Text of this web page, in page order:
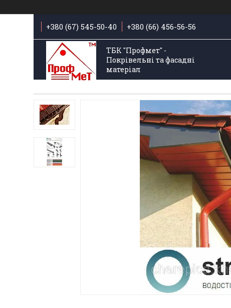
+380 (67) 545-50-40 +380 (66) 456-56-56
ТБК "Профмет" -
Покрівельні та фасадні
матеріал